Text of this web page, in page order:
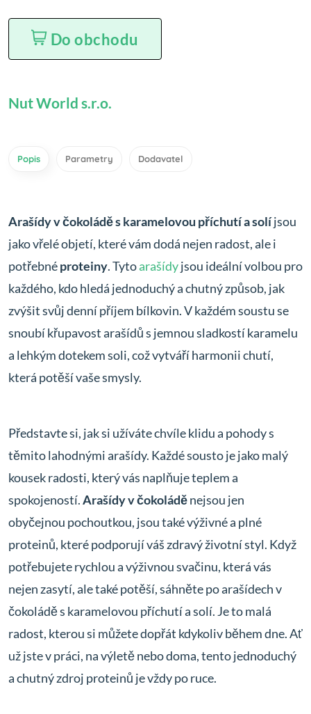
Do obchodu
Nut World s.r.o.
Popis Parametry Dodavatel
Arašídy v čokoládě s karamelovou příchutí a solíjsou
jako vřelé objetí, které vám dodá nejen radost, ale i
potřebnéproteiny. Tytoarašídyjsou ideální volbou pro
každého, kdo hledá jednoduchý a chutný způsob, jak
zvýšit svůj denní příjem bílkovin. V každém soustu se
snoubí křupavost arašídů s jemnou sladkostí karamelu
a lehkým dotekem soli, což vytváří harmonii chutí,
která potěší vaše smysly.
Představte si, jak si užíváte chvíle klidu a pohody s
těmito lahodnými arašídy. Každé sousto je jako malý
kousek radosti, který vás naplňuje teplem a
spokojeností.Arašídy v čokoláděnejsou jen
obyčejnou pochoutkou, jsou také výživné a plné
proteinů, které podporují váš zdravý životní styl. Když
potřebujete rychlou a výživnou svačinu, která vás
nejen zasytí, ale také potěší, sáhněte po arašídech v
čokoládě s karamelovou příchutí a solí. Je to malá
radost, kterou si můžete dopřát kdykoliv během dne. Ať
už jste v práci, na výletě nebo doma, tento jednoduchý
a chutný zdroj proteinů je vždy po ruce.